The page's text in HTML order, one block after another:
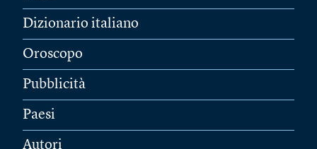
Dizionario italiano
Oroscopo
Pubblicità
Paesi
Autori